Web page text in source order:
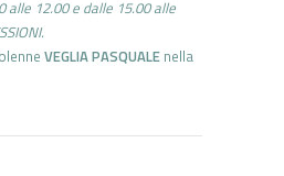
12.00 e dalle 15.00 alle
VEGLIA PASQUALE nella